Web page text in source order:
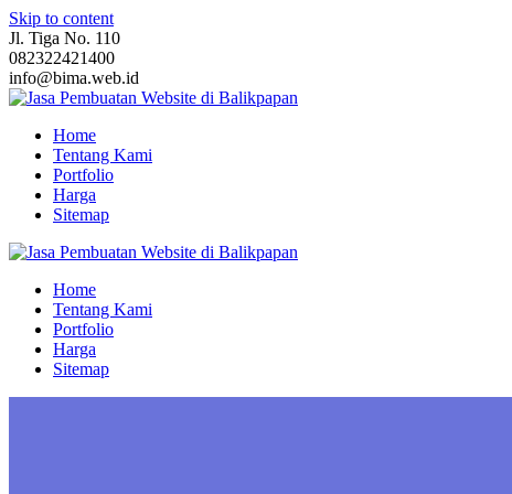
Skip to content
Jl. Tiga No. 110
082322421400
info@bima.web.id
Home
Tentang Kami
Portfolio
Harga
Sitemap
Home
Tentang Kami
Portfolio
Harga
Sitemap